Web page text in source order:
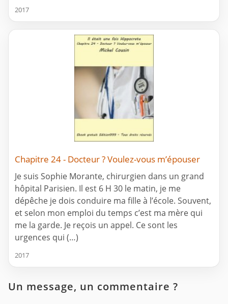
2017
Chapitre 24 - Docteur ? Voulez-vous m’épouser
Je suis Sophie Morante, chirurgien dans un grand
hôpital Parisien. Il est 6 H 30 le matin, je me
dépêche je dois conduire ma fille à l’école. Souvent,
et selon mon emploi du temps c’est ma mère qui
me la garde. Je reçois un appel. Ce sont les
urgences qui (…)
2017
Un message, un commentaire ?